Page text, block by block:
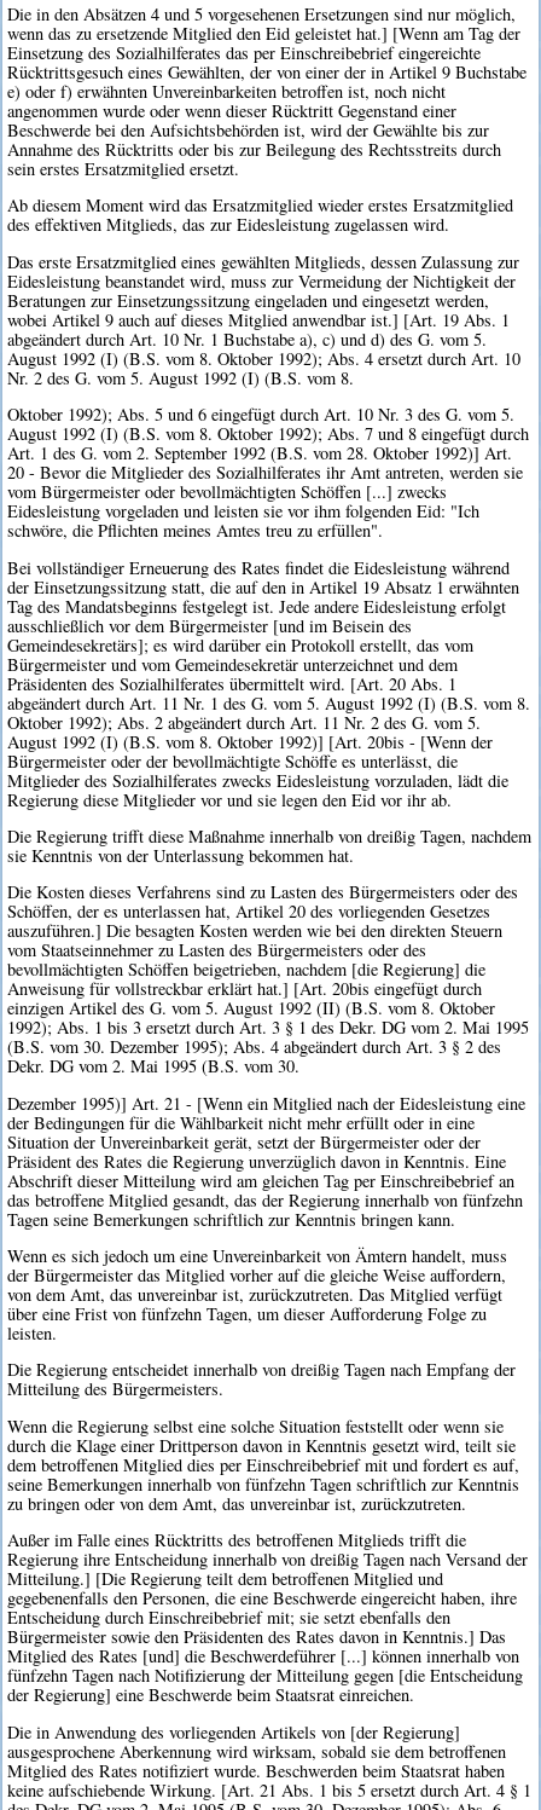
Die in den Absätzen 4 und 5 vorgesehenen Ersetzungen sind nur möglich,
wenn das zu ersetzende Mitglied den Eid geleistet hat.] [Wenn am Tag der
Einsetzung des Sozialhilferates das per Einschreibebrief eingereichte
Rücktrittsgesuch eines Gewählten, der von einer der in Artikel 9 Buchstabe
e) oder f) erwähnten Unvereinbarkeiten betroffen ist, noch nicht
angenommen wurde oder wenn dieser Rücktritt Gegenstand einer
Beschwerde bei den Aufsichtsbehörden ist, wird der Gewählte bis zur
Annahme des Rücktritts oder bis zur Beilegung des Rechtsstreits durch
sein erstes Ersatzmitglied ersetzt.
Ab diesem Moment wird das Ersatzmitglied wieder erstes Ersatzmitglied
des effektiven Mitglieds, das zur Eidesleistung zugelassen wird.
Das erste Ersatzmitglied eines gewählten Mitglieds, dessen Zulassung zur
Eidesleistung beanstandet wird, muss zur Vermeidung der Nichtigkeit der
Beratungen zur Einsetzungssitzung eingeladen und eingesetzt werden,
wobei Artikel 9 auch auf dieses Mitglied anwendbar ist.] [Art. 19 Abs. 1
abgeändert durch Art. 10 Nr. 1 Buchstabe a), c) und d) des G. vom 5.
August 1992 (I) (B.S. vom 8. Oktober 1992); Abs. 4 ersetzt durch Art. 10
Nr. 2 des G. vom 5. August 1992 (I) (B.S. vom 8.
Oktober 1992); Abs. 5 und 6 eingefügt durch Art. 10 Nr. 3 des G. vom 5.
August 1992 (I) (B.S. vom 8. Oktober 1992); Abs. 7 und 8 eingefügt durch
Art. 1 des G. vom 2. September 1992 (B.S. vom 28. Oktober 1992)] Art.
20 - Bevor die Mitglieder des Sozialhilferates ihr Amt antreten, werden sie
vom Bürgermeister oder bevollmächtigten Schöffen [...] zwecks
Eidesleistung vorgeladen und leisten sie vor ihm folgenden Eid: "Ich
schwöre, die Pflichten meines Amtes treu zu erfüllen".
Bei vollständiger Erneuerung des Rates findet die Eidesleistung während
der Einsetzungssitzung statt, die auf den in Artikel 19 Absatz 1 erwähnten
Tag des Mandatsbeginns festgelegt ist. Jede andere Eidesleistung erfolgt
ausschließlich vor dem Bürgermeister [und im Beisein des
Gemeindesekretärs]; es wird darüber ein Protokoll erstellt, das vom
Bürgermeister und vom Gemeindesekretär unterzeichnet und dem
Präsidenten des Sozialhilferates übermittelt wird. [Art. 20 Abs. 1
abgeändert durch Art. 11 Nr. 1 des G. vom 5. August 1992 (I) (B.S. vom 8.
Oktober 1992); Abs. 2 abgeändert durch Art. 11 Nr. 2 des G. vom 5.
August 1992 (I) (B.S. vom 8. Oktober 1992)] [Art. 20bis - [Wenn der
Bürgermeister oder der bevollmächtigte Schöffe es unterlässt, die
Mitglieder des Sozialhilferates zwecks Eidesleistung vorzuladen, lädt die
Regierung diese Mitglieder vor und sie legen den Eid vor ihr ab.
Die Regierung trifft diese Maßnahme innerhalb von dreißig Tagen, nachdem
sie Kenntnis von der Unterlassung bekommen hat.
Die Kosten dieses Verfahrens sind zu Lasten des Bürgermeisters oder des
Schöffen, der es unterlassen hat, Artikel 20 des vorliegenden Gesetzes
auszuführen.] Die besagten Kosten werden wie bei den direkten Steuern
vom Staatseinnehmer zu Lasten des Bürgermeisters oder des
bevollmächtigten Schöffen beigetrieben, nachdem [die Regierung] die
Anweisung für vollstreckbar erklärt hat.] [Art. 20bis eingefügt durch
einzigen Artikel des G. vom 5. August 1992 (II) (B.S. vom 8. Oktober
1992); Abs. 1 bis 3 ersetzt durch Art. 3 § 1 des Dekr. DG vom 2. Mai 1995
(B.S. vom 30. Dezember 1995); Abs. 4 abgeändert durch Art. 3 § 2 des
Dekr. DG vom 2. Mai 1995 (B.S. vom 30.
Dezember 1995)] Art. 21 - [Wenn ein Mitglied nach der Eidesleistung eine
der Bedingungen für die Wählbarkeit nicht mehr erfüllt oder in eine
Situation der Unvereinbarkeit gerät, setzt der Bürgermeister oder der
Präsident des Rates die Regierung unverzüglich davon in Kenntnis. Eine
Abschrift dieser Mitteilung wird am gleichen Tag per Einschreibebrief an
das betroffene Mitglied gesandt, das der Regierung innerhalb von fünfzehn
Tagen seine Bemerkungen schriftlich zur Kenntnis bringen kann.
Wenn es sich jedoch um eine Unvereinbarkeit von Ämtern handelt, muss
der Bürgermeister das Mitglied vorher auf die gleiche Weise auffordern,
von dem Amt, das unvereinbar ist, zurückzutreten. Das Mitglied verfügt
über eine Frist von fünfzehn Tagen, um dieser Aufforderung Folge zu
leisten.
Die Regierung entscheidet innerhalb von dreißig Tagen nach Empfang der
Mitteilung des Bürgermeisters.
Wenn die Regierung selbst eine solche Situation feststellt oder wenn sie
durch die Klage einer Drittperson davon in Kenntnis gesetzt wird, teilt sie
dem betroffenen Mitglied dies per Einschreibebrief mit und fordert es auf,
seine Bemerkungen innerhalb von fünfzehn Tagen schriftlich zur Kenntnis
zu bringen oder von dem Amt, das unvereinbar ist, zurückzutreten.
Außer im Falle eines Rücktritts des betroffenen Mitglieds trifft die
Regierung ihre Entscheidung innerhalb von dreißig Tagen nach Versand der
Mitteilung.] [Die Regierung teilt dem betroffenen Mitglied und
gegebenenfalls den Personen, die eine Beschwerde eingereicht haben, ihre
Entscheidung durch Einschreibebrief mit; sie setzt ebenfalls den
Bürgermeister sowie den Präsidenten des Rates davon in Kenntnis.] Das
Mitglied des Rates [und] die Beschwerdeführer [...] können innerhalb von
fünfzehn Tagen nach Notifizierung der Mitteilung gegen [die Entscheidung
der Regierung] eine Beschwerde beim Staatsrat einreichen.
Die in Anwendung des vorliegenden Artikels von [der Regierung]
ausgesprochene Aberkennung wird wirksam, sobald sie dem betroffenen
Mitglied des Rates notifiziert wurde. Beschwerden beim Staatsrat haben
keine aufschiebende Wirkung. [Art. 21 Abs. 1 bis 5 ersetzt durch Art. 4 § 1